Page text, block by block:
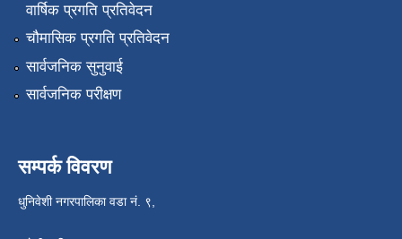
वार्षिक प्रगति प्रतिवेदन
चौमासिक प्रगति प्रतिवेदन
सार्वजनिक सुनुवाई
सार्वजनिक परीक्षण
सम्पर्क विवरण
धुनिवेशी नगरपालिका वडा नं. ९,